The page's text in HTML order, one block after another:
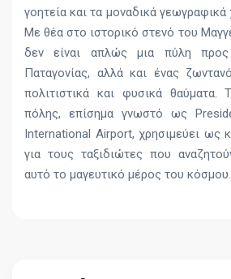
γοητεία και τα μοναδικά γεωγραφικά
Με θέα στο ιστορικό στενό του
δεν είναι απλώς μια πύλη
Παταγονίας, αλλά και ένας
πολιτιστικά και φυσικά θαύματα.
πόλης, επίσημα γνωστό ως
International Airport, χρησιμεύει ως
για τους ταξιδιώτες που
αυτό το μαγευτικό μέρος του κόσμου.